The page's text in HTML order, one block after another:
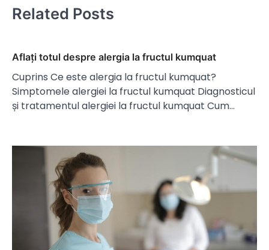
Related Posts
Aflați totul despre alergia la fructul kumquat
Cuprins Ce este alergia la fructul kumquat?
Simptomele alergiei la fructul kumquat Diagnosticul
și tratamentul alergiei la fructul kumquat Cum…